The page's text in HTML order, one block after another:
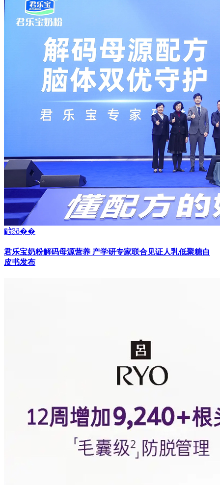
�鿴ȫ��
君乐宝奶粉解码母源营养 产学研专家联合见证人乳低聚糖白
皮书发布